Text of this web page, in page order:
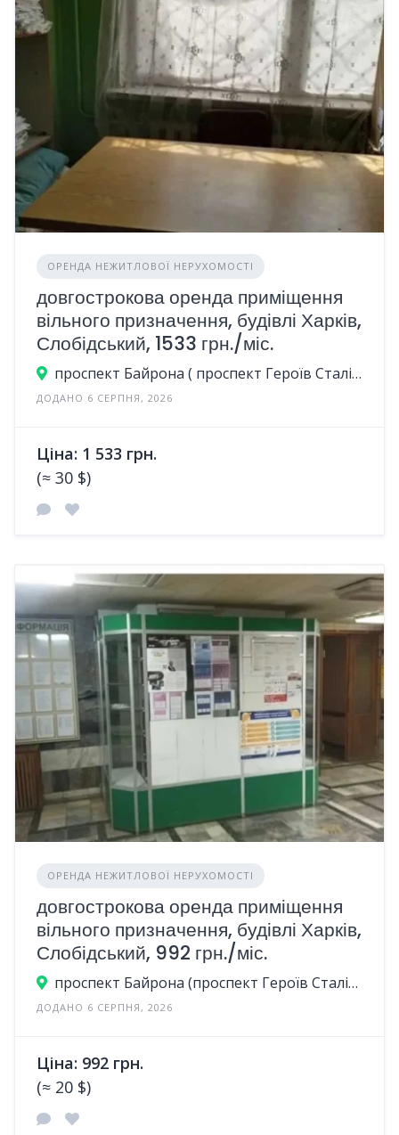
ОРЕНДА НЕЖИТЛОВОЇ НЕРУХОМОСТІ
довгострокова оренда приміщення
вільного призначення, будівлі Харків,
Слобідський, 1533 грн./міс.
проспект Байрона ( проспект Героїв Сталінграда), 23А, Харків, Україна
ДОДАНО 6 СЕРПНЯ, 2026
Ціна: 1 533 грн.
(≈ 30 $)
ОРЕНДА НЕЖИТЛОВОЇ НЕРУХОМОСТІ
довгострокова оренда приміщення
вільного призначення, будівлі Харків,
Слобідський, 992 грн./міс.
проспект Байрона (проспект Героїв Сталінграда), 23А, Харків, Україна
ДОДАНО 6 СЕРПНЯ, 2026
Ціна: 992 грн.
(≈ 20 $)